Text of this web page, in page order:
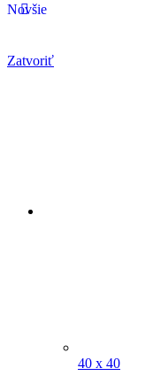
Novšie
Zatvoriť
40 x 40